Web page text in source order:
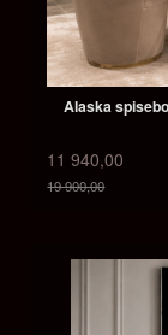
Alaska
11 940,00
19 900,00